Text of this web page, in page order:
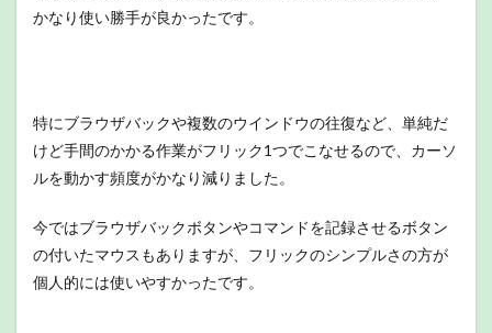
かなり使い勝手が良かったです。
特にブラウザバックや複数のウインドウの往復など、単純だ
けど手間のかかる作業がフリック1つでこなせるので、カーソ
ルを動かす頻度がかなり減りました。
今ではブラウザバックボタンやコマンドを記録させるボタン
の付いたマウスもありますが、フリックのシンプルさの方が
個人的には使いやすかったです。